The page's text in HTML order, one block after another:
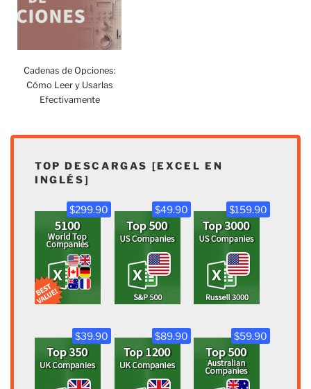
Cadenas de Opciones:
Cómo Leer y Usarlas
Efectivamente
TOP DESCARGAS [EXCEL EN
INGLÉS]
$299.90 $49.90 $159.90
$39.90 $89.90 $59.90